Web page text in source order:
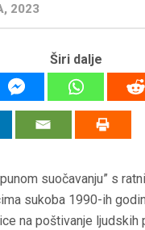
2023
Širi dalje
suočavanju” s
sukoba 1990-ih
na poštivanje ljudskih